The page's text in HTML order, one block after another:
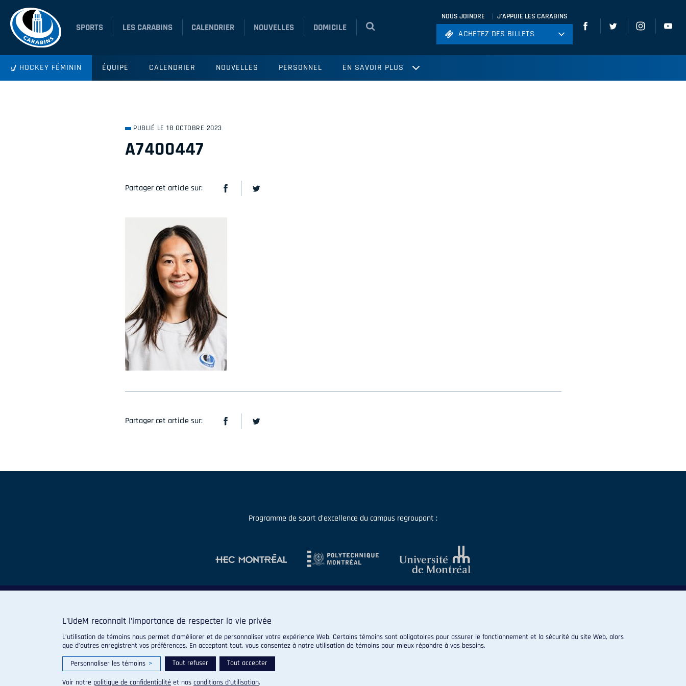
SPORTS LES CARABINS CALENDRIER NOUVELLES DOMICILE
NOUS JOINDRE J'APPUIE LES CARABINS
ACHETEZ DES BILLETS
ACHETEZ DES BILLETS
HOCKEY FÉMININ ÉQUIPE CALENDRIER NOUVELLES PERSONNEL EN SAVOIR PLUS
PUBLIÉ LE 18 OCTOBRE 2023
A7400447
Partager cet article sur:
Partager cet article sur:
Programme de sport d'excellence du campus regroupant :
© 2026 Carabins de l'Université de Montréal. Tous droits réservés.
L’UdeM reconnaît l’importance de respecter la vie privée
L’utilisation de témoins nous permet d’améliorer et de personnaliser votre expérience Web. Certains témoins sont obligatoires pour assurer le fonctionnement et la sécurité du site Web, alors
que d’autres enregistrent vos préférences. En acceptant tout, vous consentez à notre utilisation de témoins pour mieux répondre à vos besoins.
Personnaliser les témoins > Tout refuser Tout accepter
Voir notre politique de confidentialité et nos conditions d’utilisation.